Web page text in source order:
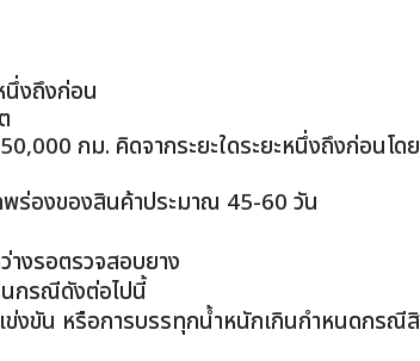
นึ่งถึงก่อน
กม. คิดจากระยะใดระยะหนึ่งถึงก่อนโด
ร่องของสินค้าประมาณ 45-60 วัน
างรอตรวจสอบยาง
กรณีดังต่อไปนี้
ข่งขัน หรือการบรรทุกน้ำหนักเกินกำหนดกรณี